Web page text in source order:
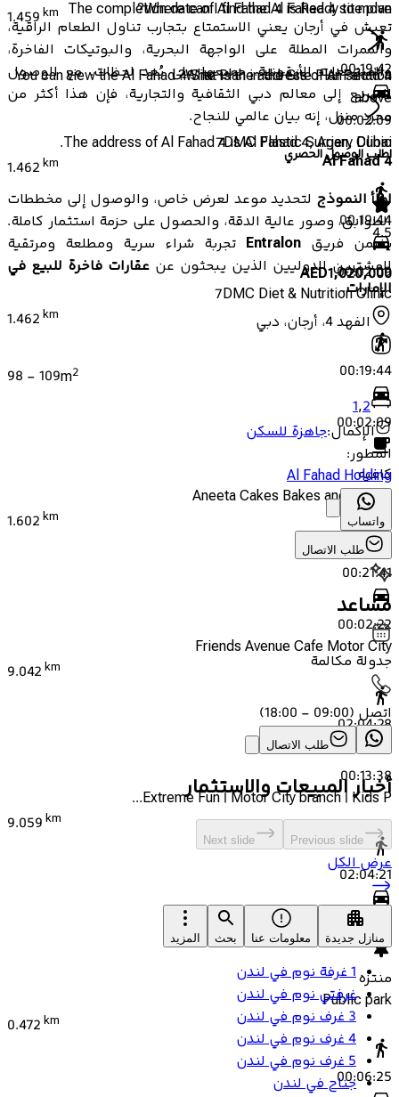
تعيش في أرجان يعني الاستمتاع بتجارب تناول الطعام الراقية،
والممرات المطلة على الواجهة البحرية، والبوتيكات الفاخرة،
والمنتجعات الأيقونية، جميعها على بُعد لحظات. مع الوصول
السريع إلى معالم دبي الثقافية والتجارية، فإن هذا أكثر من
مجرد منزل، إنه بيان عالمي للنجاح.
اطلب الوصول الحصري
املأ النموذج لتحديد موعد لعرض خاص، والوصول إلى مخططات
الطوابق، وصور عالية الدقة، والحصول على حزمة استثمار كاملة.
يضمن فريق Entralon تجربة شراء سرية ومطلعة ومرتقية
للمشترين الدوليين الذين يبحثون عن عقارات فاخرة للبيع في
الإمارات.
1.459 km
00:19:42
00:02:09
7DMC Plastic Surgery Clinic
1.462 km
00:19:44
00:02:09
7DMC Diet & Nutrition Clinic
1.462 km
00:19:44
00:02:09
كافيه
Aneeta Cakes Bakes and Makes
1.602 km
00:21:41
00:02:22
Friends Avenue Cafe Motor City
9.042 km
02:04:28
00:13:38
Extreme Fun | Motor City branch | Kids P...
9.059 km
02:04:21
00:13:37
منتزه
Public park
0.472 km
00:06:25
The completion date of Al Fahad 4 is Ready to move
Where can I find the Al Fahad 4 site plan?
You can view the Al Fahad 4 Site Plan in the Site Plan section
above.
What is the address of Al Fahad 4?
The address of Al Fahad 4 is Al Fahad 4, Arjan, Dubai.
Al Fahad 4
4.5
AED1,020,000
الفهد 4، أرجان، دبي
98 - 109m2
1,2
الإكمال:جاهزة للسكن
المطور:
Al Fahad Holding
واتساب
طلب الاتصال
مساعد
جدولة مكالمة
اتصل (
09:00 - 18:00
)
طلب الاتصال
أخبار المبيعات والاستثمار
Previous slide
Next slide
عرض الكل
منازل جديدة معلومات عنا بحث المزيد
1 غرفة نوم في لندن
غرفتي نوم في لندن
3 غرف نوم في لندن
4 غرف نوم في لندن
5 غرف نوم في لندن
جناح في لندن